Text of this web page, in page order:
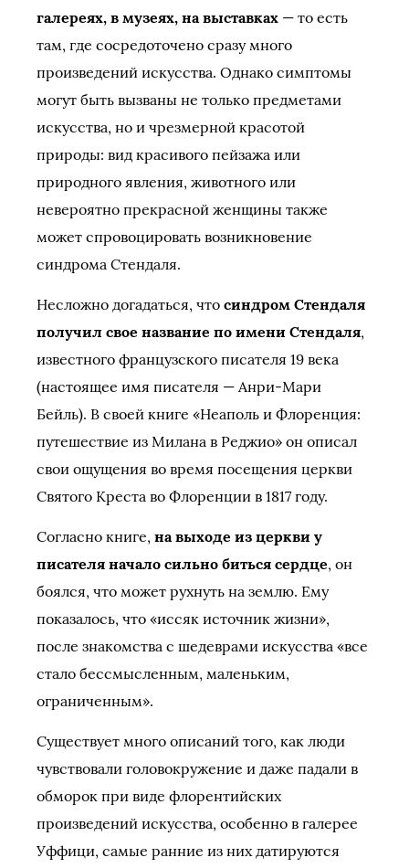
галереях, в музеях, на выставках — то есть
там, где сосредоточено сразу много
произведений искусства. Однако симптомы
могут быть вызваны не только предметами
искусства, но и чрезмерной красотой
природы: вид красивого пейзажа или
природного явления, животного или
невероятно прекрасной женщины также
может спровоцировать возникновение
синдрома Стендаля.
Несложно догадаться, что синдром Стендаля
получил свое название по имени Стендаля,
известного французского писателя 19 века
(настоящее имя писателя — Анри-Мари
Бейль). В своей книге «Неаполь и Флоренция:
путешествие из Милана в Реджио» он описал
свои ощущения во время посещения церкви
Святого Креста во Флоренции в 1817 году.
Согласно книге, на выходе из церкви у
писателя начало сильно биться сердце, он
боялся, что может рухнуть на землю. Ему
показалось, что «иссяк источник жизни»,
после знакомства с шедеврами искусства «все
стало бессмысленным, маленьким,
ограниченным».
Существует много описаний того, как люди
чувствовали головокружение и даже падали в
обморок при виде флорентийских
произведений искусства, особенно в галерее
Уффици, самые ранние из них датируются